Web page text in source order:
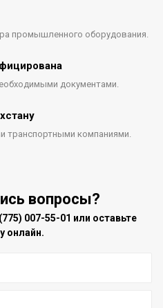
промышленного оборудования.
документами.
транспортными компаниями.
вопросы?
007-55-01 или оставьте
онлайн.